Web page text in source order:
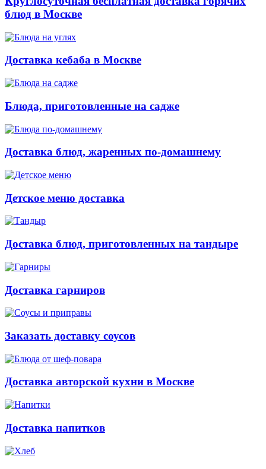
блюд в Москве
Доставка кебаба в Москве
Блюда, приготовленные на садже
Доставка блюд, жаренных по-домашнему
Детское меню доставка
Доставка блюд, приготовленных на тандыре
Доставка гарниров
Заказать доставку соусов
Доставка авторской кухни в Москве
Доставка напитков